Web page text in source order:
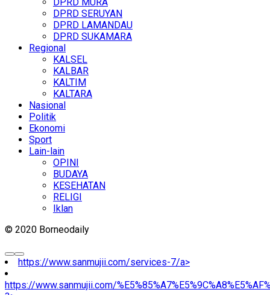
DPRD MURA
DPRD SERUYAN
DPRD LAMANDAU
DPRD SUKAMARA
Regional
KALSEL
KALBAR
KALTIM
KALTARA
Nasional
Politik
Ekonomi
Sport
Lain-lain
OPINI
BUDAYA
KESEHATAN
RELIGI
Iklan
© 2020 Borneodaily
https://www.sanmujii.com/services-7/a>
https://www.sanmujii.com/